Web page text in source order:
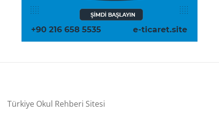
Türkiye Okul Rehberi Sitesi